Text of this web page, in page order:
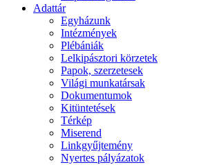
Adattár
Egyházunk
Intézmények
Plébániák
Lelkipásztori körzetek
Papok, szerzetesek
Világi munkatársak
Dokumentumok
Kitüntetések
Térkép
Miserend
Linkgyűjtemény
Nyertes pályázatok